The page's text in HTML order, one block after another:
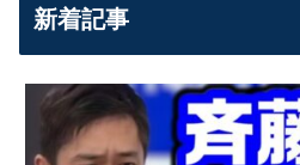
新着記事